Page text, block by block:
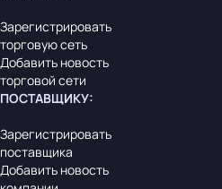
Зарегистрировать
торговую сеть
Добавить новость
торговой сети
ПОСТАВЩИКУ:
Зарегистрировать
поставщика
Добавить новость